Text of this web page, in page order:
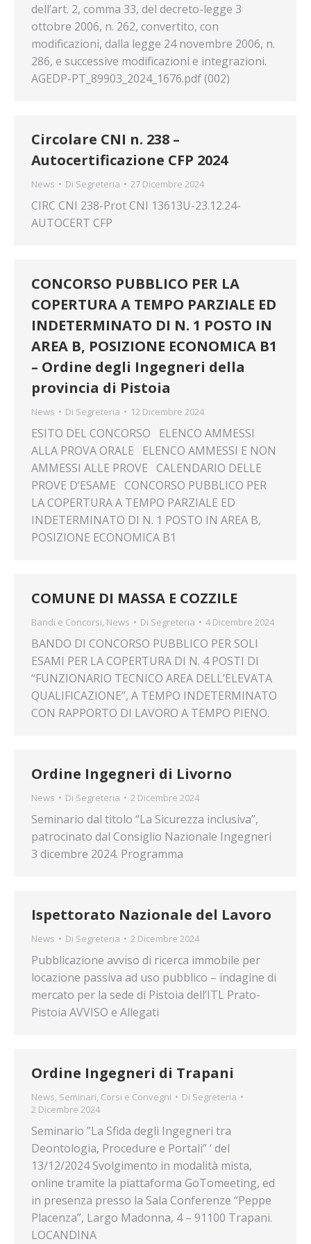
dell’art. 2, comma 33, del decreto-legge 3
ottobre 2006, n. 262, convertito, con
modificazioni, dalla legge 24 novembre 2006, n.
286, e successive modificazioni e integrazioni.
AGEDP-PT_89903_2024_1676.pdf (002)
Circolare CNI n. 238 –
Autocertificazione CFP 2024
News Di Segreteria 27 Dicembre 2024
CIRC CNI 238-Prot CNI 13613U-23.12.24-
AUTOCERT CFP
CONCORSO PUBBLICO PER LA
COPERTURA A TEMPO PARZIALE ED
INDETERMINATO DI N. 1 POSTO IN
AREA B, POSIZIONE ECONOMICA B1
– Ordine degli Ingegneri della
provincia di Pistoia
News Di Segreteria 12 Dicembre 2024
ESITO DEL CONCORSO ELENCO AMMESSI
ALLA PROVA ORALE ELENCO AMMESSI E NON
AMMESSI ALLE PROVE CALENDARIO DELLE
PROVE D’ESAME CONCORSO PUBBLICO PER
LA COPERTURA A TEMPO PARZIALE ED
INDETERMINATO DI N. 1 POSTO IN AREA B,
POSIZIONE ECONOMICA B1
COMUNE DI MASSA E COZZILE
Bandi e Concorsi, News Di Segreteria 4 Dicembre 2024
BANDO DI CONCORSO PUBBLICO PER SOLI
ESAMI PER LA COPERTURA DI N. 4 POSTI DI
“FUNZIONARIO TECNICO AREA DELL’ELEVATA
QUALIFICAZIONE”, A TEMPO INDETERMINATO
CON RAPPORTO DI LAVORO A TEMPO PIENO.
Ordine Ingegneri di Livorno
News Di Segreteria 2 Dicembre 2024
Seminario dal titolo “La Sicurezza inclusiva”,
patrocinato dal Consiglio Nazionale Ingegneri
3 dicembre 2024. Programma
Ispettorato Nazionale del Lavoro
News Di Segreteria 2 Dicembre 2024
Pubblicazione avviso di ricerca immobile per
locazione passiva ad uso pubblico – indagine di
mercato per la sede di Pistoia dell’ITL Prato-
Pistoia AVVISO e Allegati
Ordine Ingegneri di Trapani
News, Seminari, Corsi e Convegni Di Segreteria
2 Dicembre 2024
Seminario ”La Sfida degli Ingegneri tra
Deontologia, Procedure e Portali” ‘ del
13/12/2024 Svolgimento in modalità mista,
online tramite la piattaforma GoTomeeting, ed
in presenza presso la Sala Conferenze “Peppe
Placenza”, Largo Madonna, 4 – 91100 Trapani.
LOCANDINA